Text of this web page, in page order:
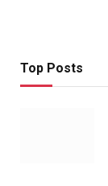
Top Posts